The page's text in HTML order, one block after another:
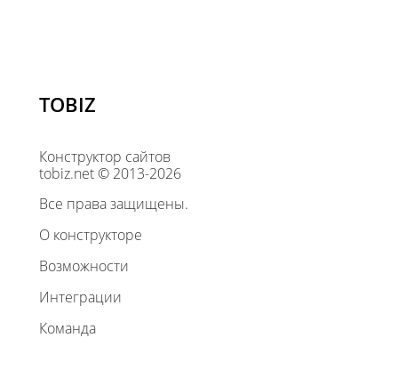
TOBIZ
Конструктор сайтов
tobiz.net © 2013-2026
Все права защищены.
О конструкторе
Возможности
Интеграции
Команда